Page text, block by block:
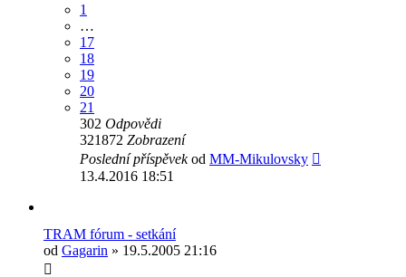
1
…
17
18
19
20
21
302 Odpovědi
321872 Zobrazení
Poslední příspěvekod MM-Mikulovsky
13.4.2016 18:51
TRAM fórum - setkání
od Gagarin » 19.5.2005 21:16